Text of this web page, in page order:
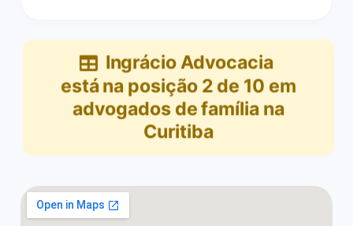
Ingrácio Advocacia
está na posição 2 de 10 em
advogados de família na
Curitiba